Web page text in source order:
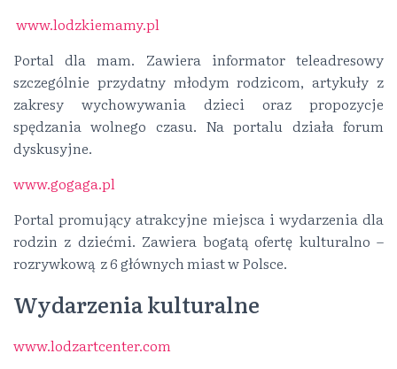
www.lodzkiemamy.pl
Portal dla mam. Zawiera informator teleadresowy
szczególnie przydatny młodym rodzicom, artykuły z
zakresy wychowywania dzieci oraz propozycje
spędzania wolnego czasu. Na portalu działa forum
dyskusyjne.
www.gogaga.pl
Portal promujący atrakcyjne miejsca i wydarzenia dla
rodzin z dziećmi. Zawiera bogatą ofertę kulturalno –
rozrywkową z 6 głównych miast w Polsce.
Wydarzenia kulturalne
www.lodzartcenter.com